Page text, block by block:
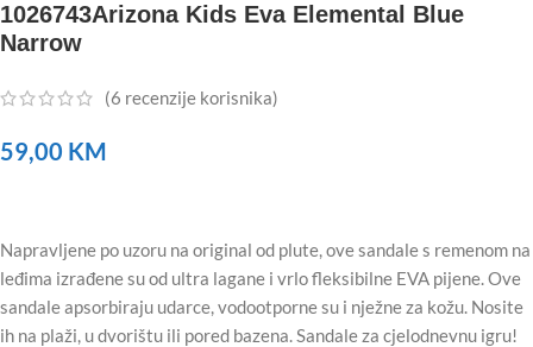
1026743Arizona Kids Eva Elemental Blue
Narrow
(6 recenzije korisnika)
59,00 KM
Napravljene po uzoru na original od plute, ove sandale s remenom na
leđima izrađene su od ultra lagane i vrlo fleksibilne EVA pijene. Ove
sandale apsorbiraju udarce, vodootporne su i nježne za kožu. Nosite
ih na plaži, u dvorištu ili pored bazena. Sandale za cjelodnevnu igru!